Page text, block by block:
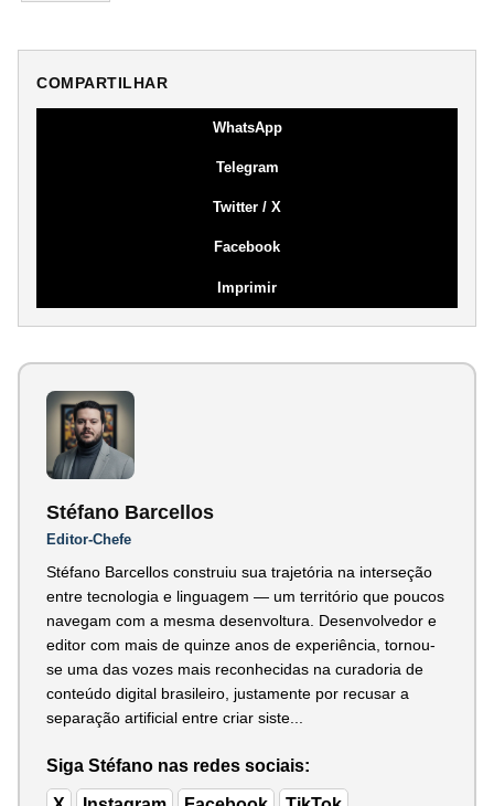
COMPARTILHAR
WhatsApp
Telegram
Twitter / X
Facebook
Imprimir
Stéfano Barcellos
Editor-Chefe
Stéfano Barcellos construiu sua trajetória na interseção
entre tecnologia e linguagem — um território que poucos
navegam com a mesma desenvoltura. Desenvolvedor e
editor com mais de quinze anos de experiência, tornou-
se uma das vozes mais reconhecidas na curadoria de
conteúdo digital brasileiro, justamente por recusar a
separação artificial entre criar siste...
Siga Stéfano nas redes sociais: